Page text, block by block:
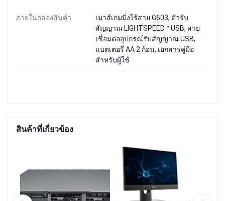
ภายในกล่องสินค้า
เมาส์เกมมิ่งไร้สาย G603, ตัวรับ
สัญญาณ LIGHTSPEED™ USB, สาย
เชื่อมต่ออุปกรณ์รับสัญญาณ USB,
แบตเตอรี่ AA 2 ก้อน, เอกสารคู่มือ
สำหรับผู้ใช้
สินค้าที่เกี่ยวข้อง